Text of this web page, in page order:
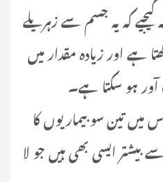
کیجیے کہ یہ جسم سے زہریلے
ہے اور زیادہ مقدار میں
ہو سکتا ہے۔
تین سو بیماریوں کا
ایسی بھی ہیں جو لا